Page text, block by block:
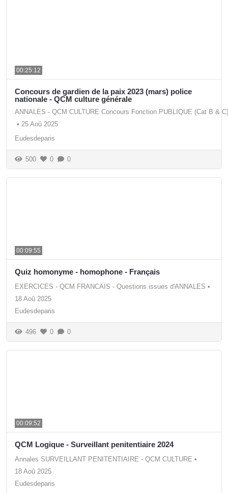
00:25:12
Concours de gardien de la paix 2023 (mars) police
nationale - QCM culture générale
ANNALES - QCM CULTURE Concours Fonction PUBLIQUE (Cat B & C)
• 25 Aoû 2025
Eudesdeparis
500 0 0
00:09:55
Quiz homonyme - homophone - Français
EXERCICES - QCM FRANCAIS - Questions issues d'ANNALES •
18 Aoû 2025
Eudesdeparis
496 0 0
00:09:52
QCM Logique - Surveillant penitentiaire 2024
Annales SURVEILLANT PENITENTIAIRE - QCM CULTURE •
18 Aoû 2025
Eudesdeparis